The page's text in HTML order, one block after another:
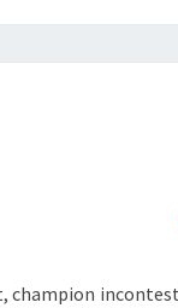
champion